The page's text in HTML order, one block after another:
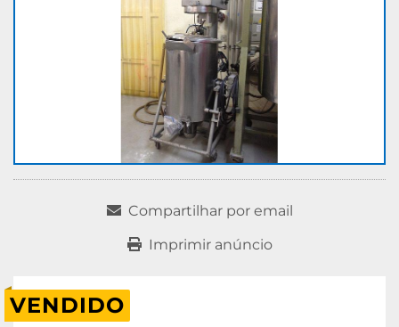
Compartilhar por email
Imprimir anúncio
VENDIDO